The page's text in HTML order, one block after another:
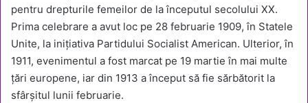
pentru drepturile femeilor de la începutul secolului XX.
Prima celebrare a avut loc pe 28 februarie 1909, în Statele
Unite, la inițiativa Partidului Socialist American. Ulterior, în
1911, evenimentul a fost marcat pe 19 martie în mai multe
țări europene, iar din 1913 a început să fie sărbătorit la
sfârșitul lunii februarie.